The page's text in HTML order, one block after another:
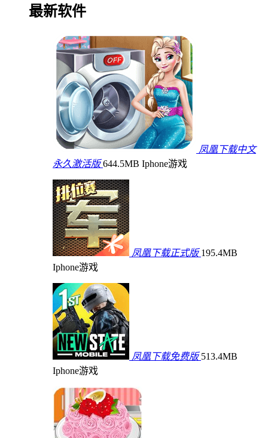
最新软件
凤凰下载中文
永久激活版 644.5MB Iphone游戏
凤凰下载正式版 195.4MB
Iphone游戏
凤凰下载免费版 513.4MB
Iphone游戏